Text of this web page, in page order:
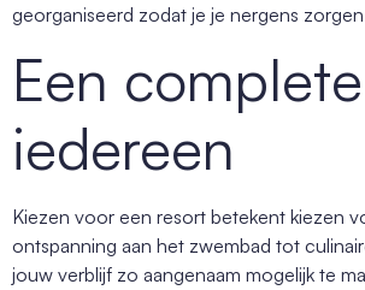
georganiseerd zodat je je nergens
Een
iedereen
Kiezen voor een resort betekent kiezen
ontspanning aan het zwembad tot
jouw verblijf zo aangenaam mogelijk te